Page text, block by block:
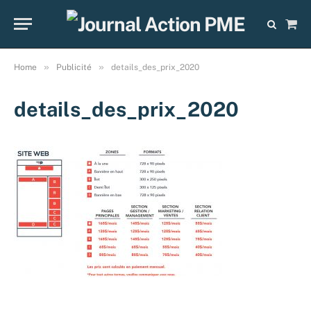
Cart
Home » Publicité » details_des_prix_2020
details_des_prix_2020